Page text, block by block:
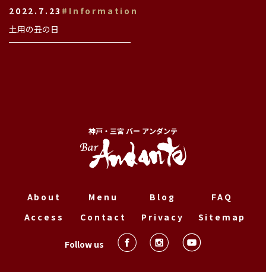
2022.7.23 #Information
土用の丑の日
神戸・三宮 バー アンダンテ
About Menu Blog
FAQ
Access
Contact Privacy Sitemap
Follow us